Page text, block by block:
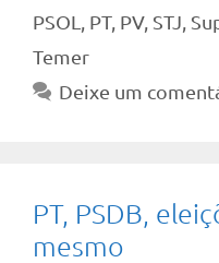
PSOL
PT, PV, STJ
Temer
Deixe um
PT, PSDB,
mesmo